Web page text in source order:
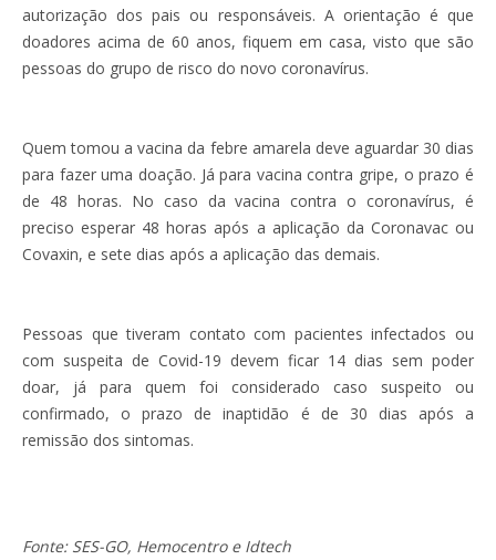
autorização dos pais ou responsáveis. A orientação é que
doadores acima de 60 anos, fiquem em casa, visto que são
pessoas do grupo de risco do novo coronavírus.
Quem tomou a vacina da febre amarela deve aguardar 30 dias
para fazer uma doação. Já para vacina contra gripe, o prazo é
de 48 horas. No caso da vacina contra o coronavírus, é
preciso esperar 48 horas após a aplicação da Coronavac ou
Covaxin, e sete dias após a aplicação das demais.
Pessoas que tiveram contato com pacientes infectados ou
com suspeita de Covid-19 devem ficar 14 dias sem poder
doar, já para quem foi considerado caso suspeito ou
confirmado, o prazo de inaptidão é de 30 dias após a
remissão dos sintomas.
Fonte: SES-GO, Hemocentro e Idtech